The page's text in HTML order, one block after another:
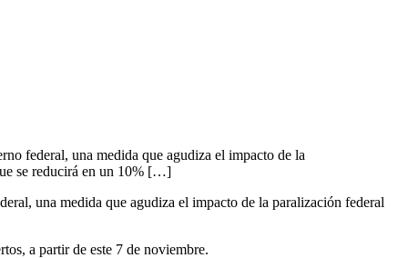
federal, una medida que agudiza el impacto de la
se reducirá en un 10% […]
una medida que agudiza el impacto de la paralización federal
a partir de este 7 de noviembre.